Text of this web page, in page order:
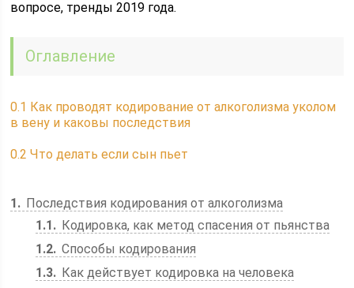
вопросе, тренды 2019 года.
Оглавление
0.1 Как проводят кодирование от алкоголизма уколом
в вену и каковы последствия
0.2 Что делать если сын пьет
1
Последствия кодирования от алкоголизма
1.1
Кодировка, как метод спасения от пьянства
1.2 Способы кодирования
1.3
Как действует кодировка на человека